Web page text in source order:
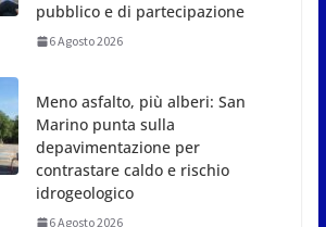
contrastare caldo e rischio
idrogeologico
l’inferno di Marcinelle diventi
collettiva